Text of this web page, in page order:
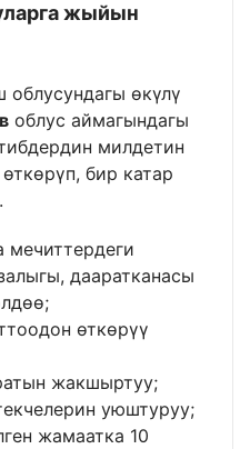
жыйын
өкүлү
облус аймагындагы
милдетин
бир катар
мечиттердеги
дааратканасы
өткөрүү
жакшыртуу;
уюштуруу;
жамаатка 10